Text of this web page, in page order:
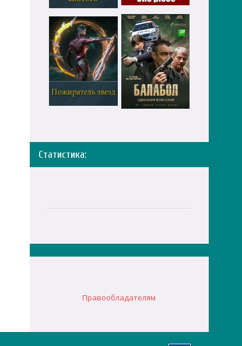
Статистика:
Правообладателям